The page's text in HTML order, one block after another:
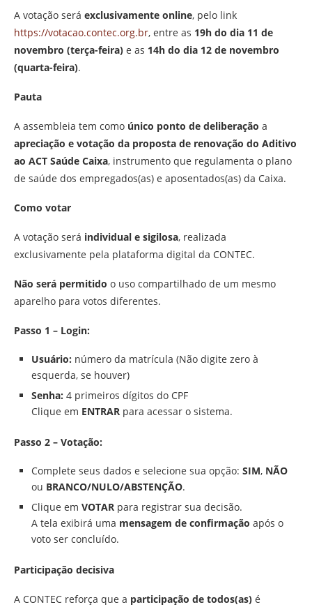
A votação será exclusivamente online, pelo link
https://votacao.contec.org.br, entre as 19h do dia 11 de
novembro (terça-feira) e as 14h do dia 12 de novembro
(quarta-feira).
Pauta
A assembleia tem como único ponto de deliberação a
apreciação e votação da proposta de renovação do Aditivo
ao ACT Saúde Caixa, instrumento que regulamenta o plano
de saúde dos empregados(as) e aposentados(as) da Caixa.
Como votar
A votação será individual e sigilosa, realizada
exclusivamente pela plataforma digital da CONTEC.
Não será permitido o uso compartilhado de um mesmo
aparelho para votos diferentes.
Passo 1 – Login:
Usuário: número da matrícula (Não digite zero à
esquerda, se houver)
Senha: 4 primeiros dígitos do CPF
Clique em ENTRAR para acessar o sistema.
Passo 2 – Votação:
Complete seus dados e selecione sua opção: SIM, NÃO
ou BRANCO/NULO/ABSTENÇÃO.
Clique em VOTAR para registrar sua decisão.
A tela exibirá uma mensagem de confirmação após o
voto ser concluído.
Participação decisiva
A CONTEC reforça que a participação de todos(as) é